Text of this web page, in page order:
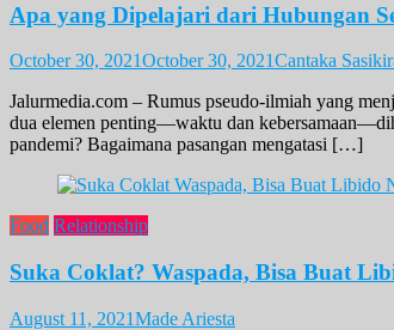
Apa yang Dipelajari dari Hubungan
October 30, 2021October 30, 2021Cantaka
Jalurmedia.com – Rumus pseudo-ilmiah yang
dua elemen penting—waktu dan
pandemi? Bagaimana pasangan mengatasi […]
Food Relationship
Suka Coklat? Waspada, Bisa Buat
August 11, 2021Made Ariesta